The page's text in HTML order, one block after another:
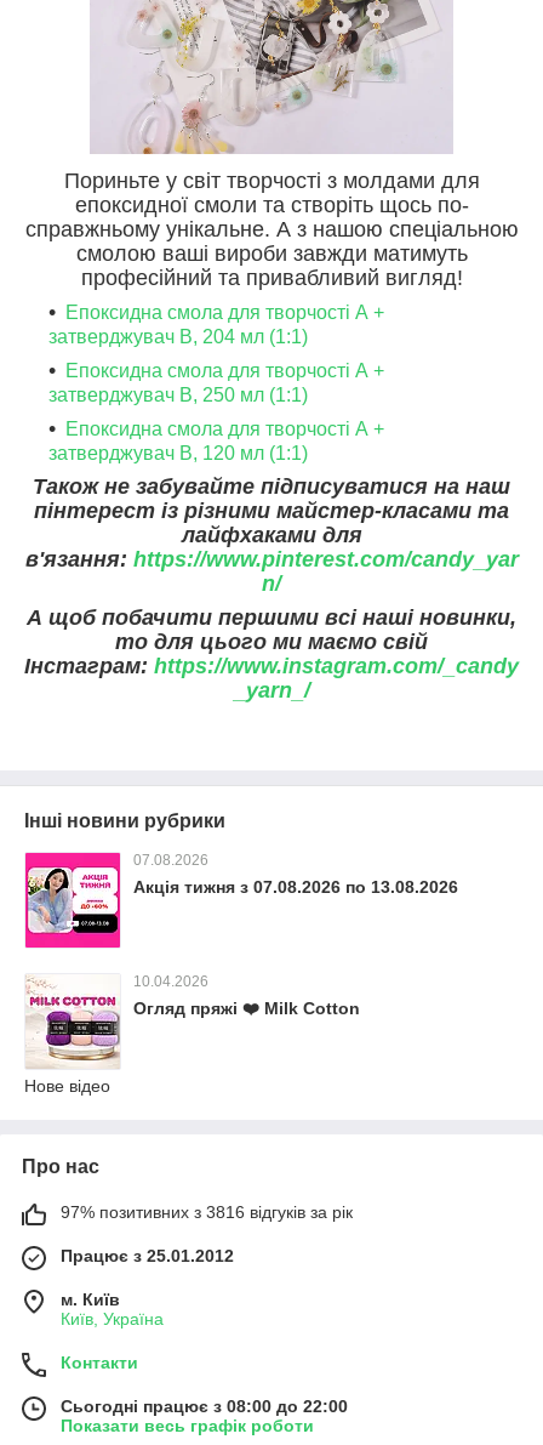
Пориньте у світ творчості з молдами для
епоксидної смоли та створіть щось по-
справжньому унікальне. А з нашою спеціальною
смолою ваші вироби завжди матимуть
професійний та привабливий вигляд!
Епоксидна смола для творчості А +
затверджувач В, 204 мл (1:1)
Епоксидна смола для творчості А +
затверджувач В, 250 мл (1:1)
Епоксидна смола для творчості А +
затверджувач В, 120 мл (1:1)
Також не забувайте підписуватися на наш
пінтерест із різними майстер-класами та
лайфхаками для
в'язання: https://www.pinterest.com/candy_yar
n/
А щоб побачити першими всі наші новинки,
то для цього ми маємо свій
Інстаграм: https://www.instagram.com/_candy
_yarn_/
Інші новини рубрики
07.08.2026
Акція тижня з 07.08.2026 по 13.08.2026
10.04.2026
Огляд пряжі ❤️ Milk Cotton
Нове відео
Про нас
97% позитивних з 3816 відгуків за рік
Працює з 25.01.2012
м. Київ
Київ, Україна
Контакти
Сьогодні працює з 08:00 до 22:00
Показати весь графік роботи